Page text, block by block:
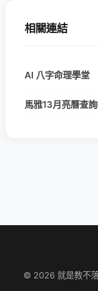
相關連結
AI 八字命理學堂
馬雅13月亮曆查
© 2026 就是教不